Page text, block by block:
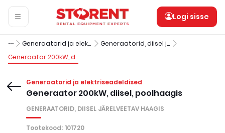
Logi sisse
Generaatorid ja elektriseadeldised
Generaatorid, diisel järelveetav haagis
Generaator 200kW, diisel, poolhaagis
Generaatorid ja elektriseadeldised
Generaator 200kW, diisel, poolhaagis
GENERAATORID, DIISEL JÄRELVEETAV HAAGIS
Tootekood: 101720